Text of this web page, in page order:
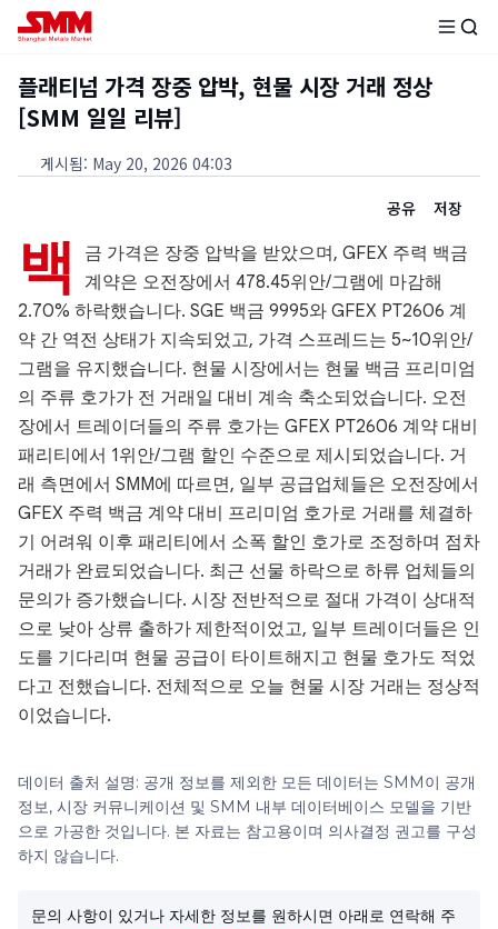
플래티넘 가격 장중 압박, 현물 시장 거래 정상
[SMM 일일 리뷰]
게시됨: May 20, 2026 04:03
공유
저장
백
금 가격은 장중 압박을 받았으며, GFEX 주력 백금
계약은 오전장에서 478.45위안/그램에 마감해
2.70% 하락했습니다. SGE 백금 9995와 GFEX PT2606 계
약 간 역전 상태가 지속되었고, 가격 스프레드는 5~10위안/
그램을 유지했습니다. 현물 시장에서는 현물 백금 프리미엄
의 주류 호가가 전 거래일 대비 계속 축소되었습니다. 오전
장에서 트레이더들의 주류 호가는 GFEX PT2606 계약 대비
패리티에서 1위안/그램 할인 수준으로 제시되었습니다. 거
래 측면에서 SMM에 따르면, 일부 공급업체들은 오전장에서
GFEX 주력 백금 계약 대비 프리미엄 호가로 거래를 체결하
기 어려워 이후 패리티에서 소폭 할인 호가로 조정하며 점차
거래가 완료되었습니다. 최근 선물 하락으로 하류 업체들의
문의가 증가했습니다. 시장 전반적으로 절대 가격이 상대적
으로 낮아 상류 출하가 제한적이었고, 일부 트레이더들은 인
도를 기다리며 현물 공급이 타이트해지고 현물 호가도 적었
다고 전했습니다. 전체적으로 오늘 현물 시장 거래는 정상적
이었습니다.
데이터 출처 설명: 공개 정보를 제외한 모든 데이터는 SMM이 공개
정보, 시장 커뮤니케이션 및 SMM 내부 데이터베이스 모델을 기반
으로 가공한 것입니다. 본 자료는 참고용이며 의사결정 권고를 구성
하지 않습니다.
문의 사항이 있거나 자세한 정보를 원하시면 아래로 연락해 주